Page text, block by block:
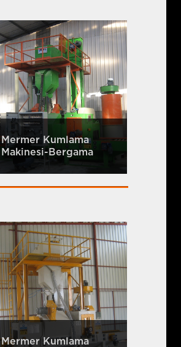
Mermer Kumlama
Makinesi-Bergama
Mermer Kumlama